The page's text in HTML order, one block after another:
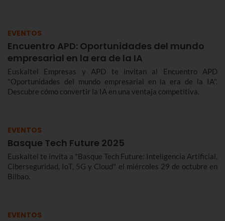
EVENTOS
Encuentro APD: Oportunidades del mundo
empresarial en la era de la IA
Euskaltel Empresas y APD te invitan al Encuentro APD
"Oportunidades del mundo empresarial en la era de la IA".
Descubre cómo convertir la IA en una ventaja competitiva.
EVENTOS
Basque Tech Future 2025
Euskaltel te invita a "Basque Tech Future: Inteligencia Artificial,
Ciberseguridad, IoT, 5G y Cloud" el miércoles 29 de octubre en
Bilbao.
EVENTOS